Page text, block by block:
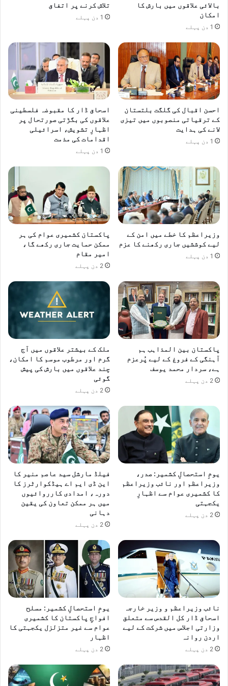
و
ز
ی
م
ذ
ہ
ب
ی
م
و
ر
د
م
ح
م
ی
و
ش
م
ی
ر
ا
د
و
ر
ہ
بالائی علاقوں میں بارش کا
امکان
1 دن پہلے
تلاش کرنے پر اتفاق
1 دن پہلے
احسن اقبال کی گلگت بلتستان
کے ترقیاتی منصوبوں میں تیزی
لانے کی ہدایت
1 دن پہلے
اسحاق ڈار کا مقبوضہ فلسطینی
علاقوں کی بگڑتی صورتحال پر
اظہارِ تشویش، اسرائیلی
اقدامات کی مذمت
1 دن پہلے
وزیراعظم کا خطے میں امن کے
لیے کوششیں جاری رکھنے کا عزم
1 دن پہلے
پاکستان کشمیری عوام کی ہر
ممکن حمایت جاری رکھے گا،
امیر مقام
2 دن پہلے
پاکستان بین المذاہب ہم
آہنگی کے فروغ کے لیے پُرعزم
ہے، سردار محمد یوسف
2 دن پہلے
ملک کے بیشتر علاقوں میں آج
گرم اور مرطوب موسم کا امکان،
چند علاقوں میں بارش کی پیش
گوئی
2 دن پہلے
یومِ استحصالِ کشمیر: صدر،
وزیراعظم اور نائب وزیراعظم
کا کشمیری عوام سے اظہارِ
یکجہتی
2 دن پہلے
فیلڈ مارشل سید عاصم منیر کا
این ڈی ایم اے ہیڈکوارٹرز کا
دورہ، امدادی کارروائیوں
میں ہر ممکن تعاون کی یقین
دہانی
2 دن پہلے
نائب وزیراعظم و وزیر خارجہ
اسحاق ڈار کل القدس سے متعلق
وزارتی اجلاس میں شرکت کے لیے
اردن روانہ
2 دن پہلے
یومِ استحصالِ کشمیر: مسلح
افواجِ پاکستان کا کشمیری
عوام سے غیر متزلزل یکجہتی کا
اظہار
2 دن پہلے